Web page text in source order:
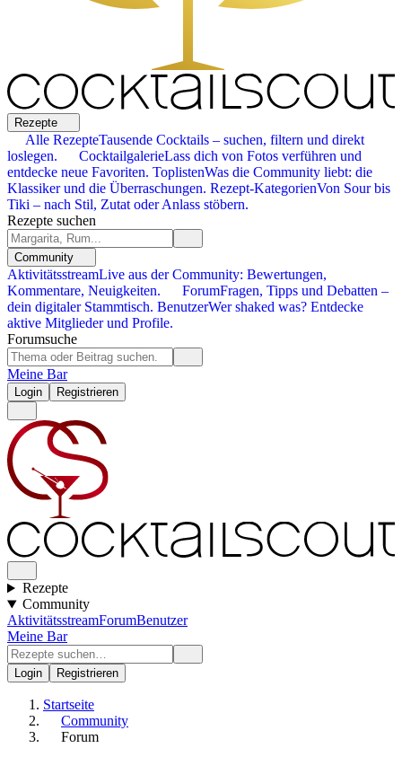
Rezepte
Alle RezepteTausende Cocktails – suchen, filtern und direkt
loslegen.
CocktailgalerieLass dich von Fotos verführen und
entdecke neue Favoriten. ToplistenWas die Community liebt: die
Klassiker und die Überraschungen. Rezept-KategorienVon Sour bis
Tiki – nach Stil, Zutat oder Anlass stöbern.
Rezepte suchen
Community
AktivitätsstreamLive aus der Community: Bewertungen,
Kommentare, Neuigkeiten.
ForumFragen, Tipps und Debatten –
dein digitaler Stammtisch. BenutzerWer shaked was? Entdecke
aktive Mitglieder und Profile.
Forumsuche
Meine Bar
Login Registrieren
Rezepte
Community
AktivitätsstreamForumBenutzer
Meine Bar
Login Registrieren
Startseite
Community
Forum